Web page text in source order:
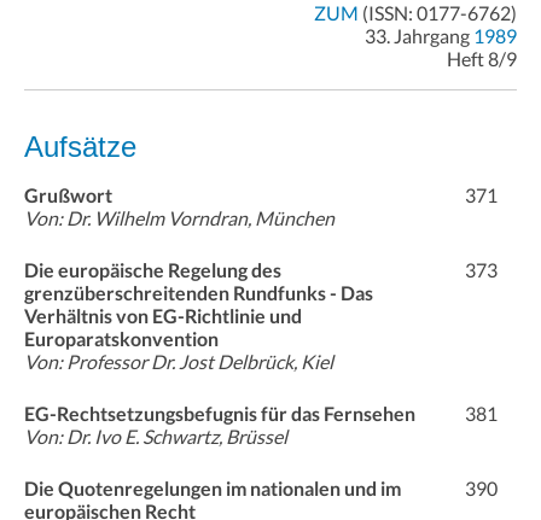
ZUM (ISSN: 0177-6762)
33. Jahrgang 1989
Heft 8/9
Aufsätze
Grußwort
Von: Dr. Wilhelm Vorndran, München
371
Die europäische Regelung des
grenzüberschreitenden Rundfunks - Das
Verhältnis von EG-Richtlinie und
Europaratskonvention
Von: Professor Dr. Jost Delbrück, Kiel
373
EG-Rechtsetzungsbefugnis für das Fernsehen
Von: Dr. Ivo E. Schwartz, Brüssel
381
Die Quotenregelungen im nationalen und im
europäischen Recht
390